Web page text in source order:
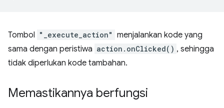
Tombol "_execute_action" menjalankan kode yang
sama dengan peristiwa action.onClicked() , sehingga
tidak diperlukan kode tambahan.
Memastikannya berfungsi